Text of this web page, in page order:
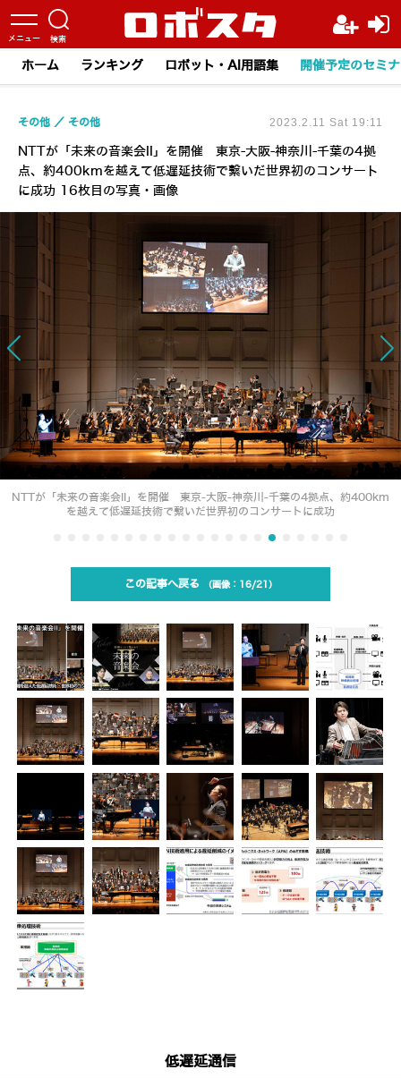
ホーム ランキング ロボット・AI用語集 開催予定のセミ
NTTが「未来の音楽会II」を開催 東京-大阪-神奈川-千葉の4拠
点、約400kmを越えて低遅延技術で繋いだ世界初のコンサート
に成功 16枚目の写真・画像
その他 その他 2023.2.11 Sat 19:11
NTTが「未来の音楽会II」を開催 東京-大阪-神奈川-千葉の4拠点、約400km
を越えて低遅延技術で繋いだ世界初のコンサートに成功
この記事へ戻る 16/21
低遅延通信